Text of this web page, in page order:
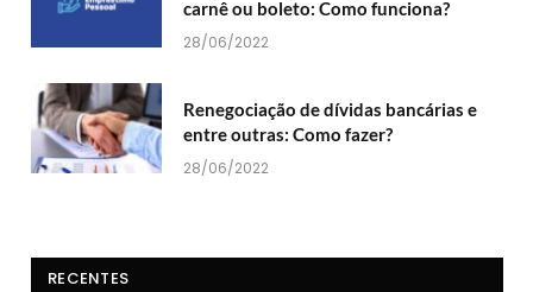
carnê ou boleto: Como funciona?
28/06/2022
Renegociação de dívidas bancárias e
entre outras: Como fazer?
28/06/2022
RECENTES